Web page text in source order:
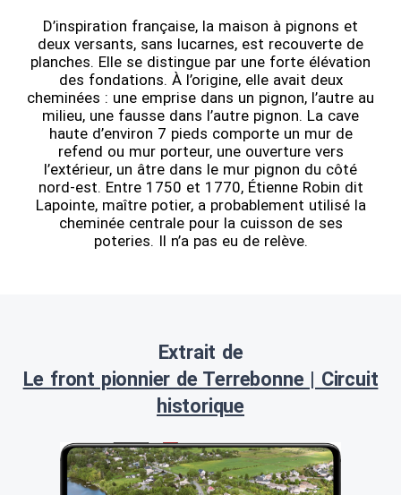
D’inspiration française, la maison à pignons et
deux versants, sans lucarnes, est recouverte de
planches. Elle se distingue par une forte élévation
des fondations. À l’origine, elle avait deux
cheminées : une emprise dans un pignon, l’autre au
milieu, une fausse dans l’autre pignon. La cave
haute d’environ 7 pieds comporte un mur de
refend ou mur porteur, une ouverture vers
l’extérieur, un âtre dans le mur pignon du côté
nord-est. Entre 1750 et 1770, Étienne Robin dit
Lapointe, maître potier, a probablement utilisé la
cheminée centrale pour la cuisson de ses
poteries. Il n’a pas eu de relève.
Extrait de
Le front pionnier de Terrebonne | Circuit
historique